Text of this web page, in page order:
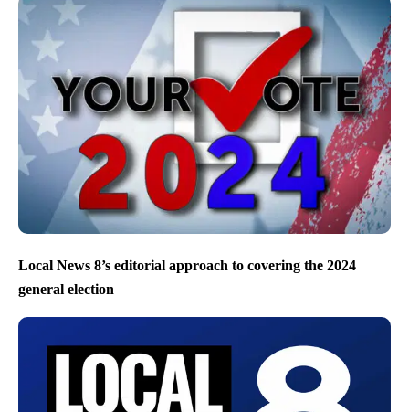
Local News 8’s editorial approach to covering the 2024
general election